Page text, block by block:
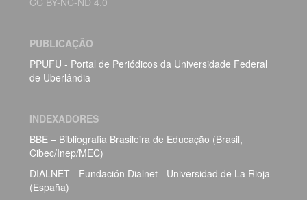
PUBLICAÇÃO
PPUFU - Portal de Periódicos da Universidade Federal
de Uberlândia
INDEXADORES
BBE – Bibliografia Brasileira de Educação (Brasil,
Cibec/Inep/MEC)
DIALNET - Fundación Dialnet - Universidad de La Rioja
(España)